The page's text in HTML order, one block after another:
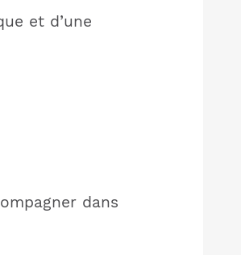
et d’une
dans